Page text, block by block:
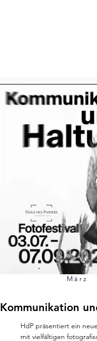
März
Kommunikation
HdP präsentiert ein
mit vielfältigen